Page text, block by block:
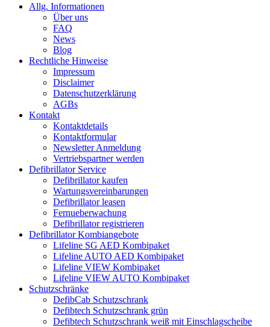
Allg. Informationen
Über uns
FAQ
News
Blog
Rechtliche Hinweise
Impressum
Disclaimer
Datenschutzerklärung
AGBs
Kontakt
Kontaktdetails
Kontaktformular
Newsletter Anmeldung
Vertriebspartner werden
Defibrillator Service
Defibrillator kaufen
Wartungsvereinbarungen
Defibrillator leasen
Fernueberwachung
Defibrillator registrieren
Defibrillator Kombiangebote
Lifeline SG AED Kombipaket
Lifeline AUTO AED Kombipaket
Lifeline VIEW Kombipaket
Lifeline VIEW AUTO Kombipaket
Schutzschränke
DefibCab Schutzschrank
Defibtech Schutzschrank grün
Defibtech Schutzschrank weiß mit Einschlagscheibe